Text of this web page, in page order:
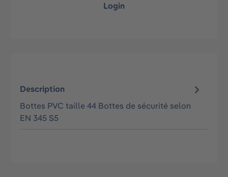
Login
Description
Bottes PVC taille 44 Bottes de sécurité selon
EN 345 S5